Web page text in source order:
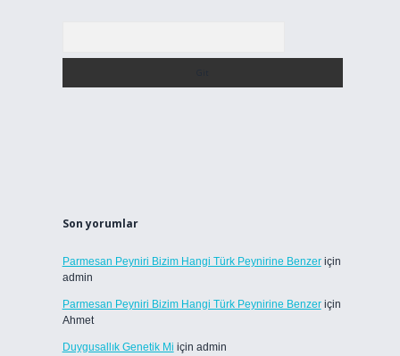
Son yorumlar
Parmesan Peyniri Bizim Hangi Türk Peynirine Benzeriçin
admin
Parmesan Peyniri Bizim Hangi Türk Peynirine Benzeriçin
Ahmet
Duygusallık Genetik Mi için admin